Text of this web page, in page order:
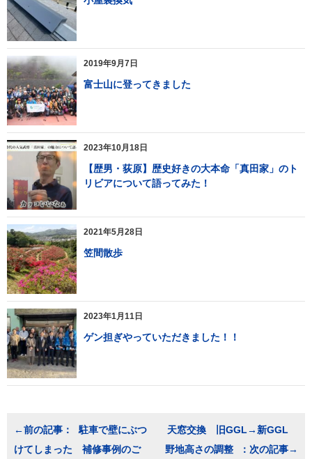
2019年9月7日
富士山に登ってきました
2023年10月18日
【歴男・荻原】歴史好きの大本命「真田家」のト
リビアについて語ってみた！
2021年5月28日
笠間散歩
2023年1月11日
ゲン担ぎやっていただきました！！
ナ
駐車で壁にぶつ
けてしまった 補修事例のご
天窓交換 旧GGL→新GGL
野地高さの調整